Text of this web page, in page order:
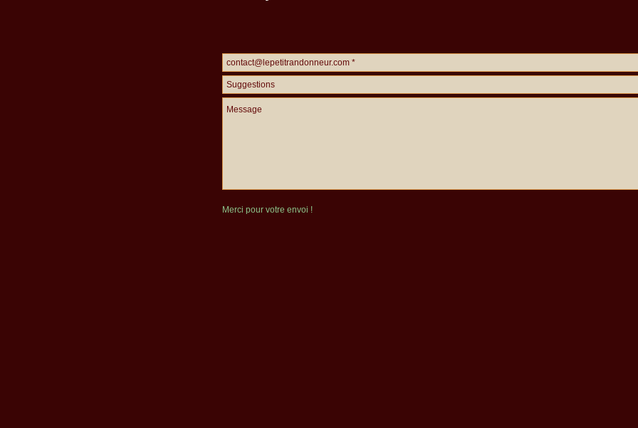
Merci pour votre envoi !